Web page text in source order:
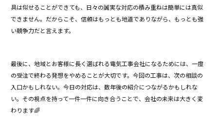
具は似せることができても、日々の誠実な対応の積み重ねは簡単には真似
できません。だからこそ、信頼はもっとも地道でありながら、もっとも強
い競争力だと言えます。
最後に、地域とお客様に長く選ばれる電気工事会社になるためには、一度
の受注で終わる発想をやめることが大切です。今回の工事は、次の相談の
入口かもしれない。今日の対応は、数年後の紹介につながるかもしれな
い。その視点を持って一件一件に向き合うことで、会社の未来は大きく変
わります🌈